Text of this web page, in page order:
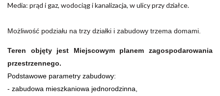
Media: prąd i gaz, wodociąg i kanalizacja, w ulicy przy działce.
Możliwość podziału na trzy działki i zabudowy trzema domami.
Teren objęty jest Miejscowym planem zagospodarowania
przestrzennego.
Podstawowe parametry zabudowy:
- zabudowa mieszkaniowa jednorodzinna,